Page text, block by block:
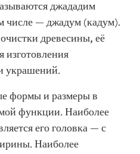
джададим
числе — джадум (кадум).
древесины, её
изготовления
украшений.
формы и размеры в
функции. Наиболее
его головка — с
Наиболее